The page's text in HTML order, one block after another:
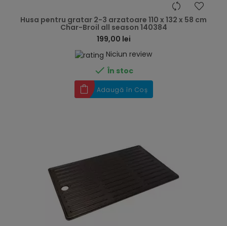
Husa pentru gratar 2-3 arzatoare 110 x 132 x 58 cm
Char-Broil all season 140384
199,00 lei
Niciun review
 În stoc
Adaugă în Coș